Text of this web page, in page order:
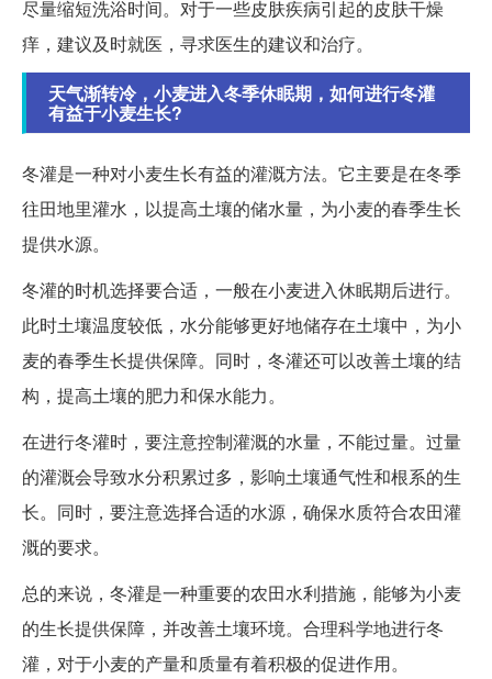
尽量缩短洗浴时间。对于一些皮肤疾病引起的皮肤干燥
痒，建议及时就医，寻求医生的建议和治疗。
天气渐转冷，小麦进入冬季休眠期，如何进行冬灌
有益于小麦生长?
冬灌是一种对小麦生长有益的灌溉方法。它主要是在冬季
往田地里灌水，以提高土壤的储水量，为小麦的春季生长
提供水源。
冬灌的时机选择要合适，一般在小麦进入休眠期后进行。
此时土壤温度较低，水分能够更好地储存在土壤中，为小
麦的春季生长提供保障。同时，冬灌还可以改善土壤的结
构，提高土壤的肥力和保水能力。
在进行冬灌时，要注意控制灌溉的水量，不能过量。过量
的灌溉会导致水分积累过多，影响土壤通气性和根系的生
长。同时，要注意选择合适的水源，确保水质符合农田灌
溉的要求。
总的来说，冬灌是一种重要的农田水利措施，能够为小麦
的生长提供保障，并改善土壤环境。合理科学地进行冬
灌，对于小麦的产量和质量有着积极的促进作用。